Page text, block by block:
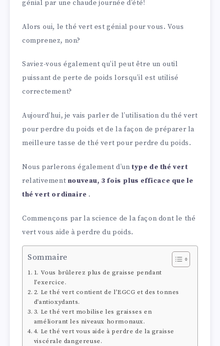
génial par une chaude journée d’été!
Alors oui, le thé vert est génial pour vous. Vous
comprenez, non?
Saviez-vous également qu’il peut être un outil
puissant de perte de poids lorsqu’il est utilisé
correctement?
Aujourd’hui, je vais parler de l’utilisation du thé vert
pour perdre du poids et de la façon de préparer la
meilleure tasse de thé vert pour perdre du poids.
Nous parlerons également d’un type de thé vert
relativement nouveau, 3 fois plus efficace que le
thé vert ordinaire .
Commençons par la science de la façon dont le thé
vert vous aide à perdre du poids.
Sommaire
1. Vous brûlerez plus de graisse pendant
l’exercice.
2. Le thé vert contient de l’EGCG et des tonnes
d’antioxydants.
3. Le thé vert mobilise les graisses en
améliorant les niveaux hormonaux.
4. Le thé vert vous aide à perdre de la graisse
viscérale dangereuse.